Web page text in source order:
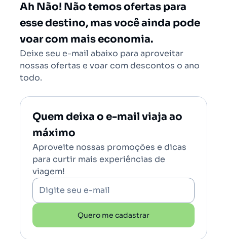
Ah Não! Não temos ofertas para
esse destino, mas você ainda pode
voar com mais economia.
Deixe seu e-mail abaixo para aproveitar
nossas ofertas e voar com descontos o ano
todo.
Quem deixa o e-mail viaja ao
máximo
Aproveite nossas promoções e dicas
para curtir mais experiências de
viagem!
Digite seu e-mail
Quero me cadastrar